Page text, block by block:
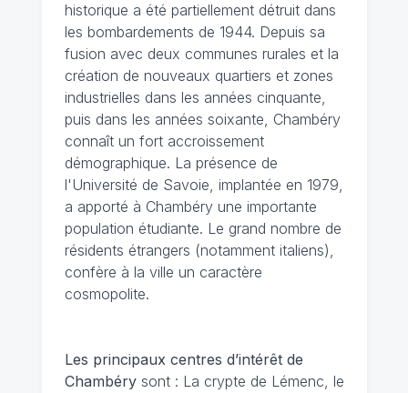
historique a été partiellement détruit dans
les bombardements de 1944. Depuis sa
fusion avec deux communes rurales et la
création de nouveaux quartiers et zones
industrielles dans les années cinquante,
puis dans les années soixante, Chambéry
connaît un fort accroissement
démographique. La présence de
l'Université de Savoie, implantée en 1979,
a apporté à Chambéry une importante
population étudiante. Le grand nombre de
résidents étrangers (notamment italiens),
confère à la ville un caractère
cosmopolite.
Les principaux centres d’intérêt de
Chambérysont : La crypte de Lémenc, le